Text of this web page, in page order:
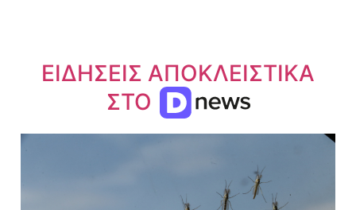
ΕΙΔΗΣΕΙΣ ΑΠΟΚΛΕΙΣΤΙΚΑ
ΣΤΟ